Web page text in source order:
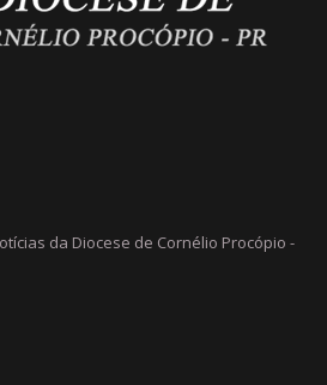
da Diocese de Cornélio Procópio -